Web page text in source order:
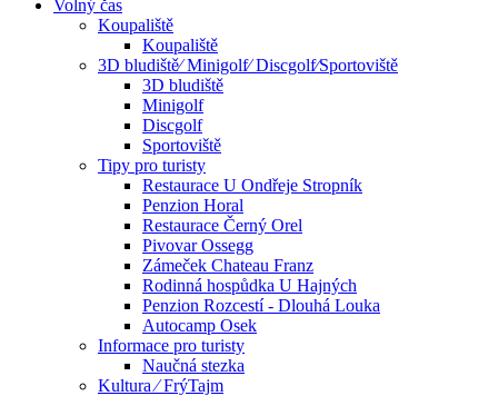
Volný čas
Koupaliště
Koupaliště
3D bludiště⁄ Minigolf⁄ Discgolf⁄Sportoviště
3D bludiště
Minigolf
Discgolf
Sportoviště
Tipy pro turisty
Restaurace U Ondřeje Stropník
Penzion Horal
Restaurace Černý Orel
Pivovar Ossegg
Zámeček Chateau Franz
Rodinná hospůdka U Hajných
Penzion Rozcestí - Dlouhá Louka
Autocamp Osek
Informace pro turisty
Naučná stezka
Kultura ⁄ FrýTajm